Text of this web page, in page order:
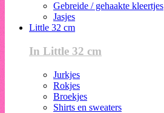
Gebreide / gehaakte kleertjes
Jasjes
Little 32 cm
In Little 32 cm
Jurkjes
Rokjes
Broekjes
Shirts en sweaters